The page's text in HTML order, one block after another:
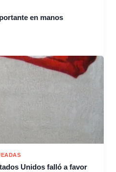
en manos
Unidos falló a favor